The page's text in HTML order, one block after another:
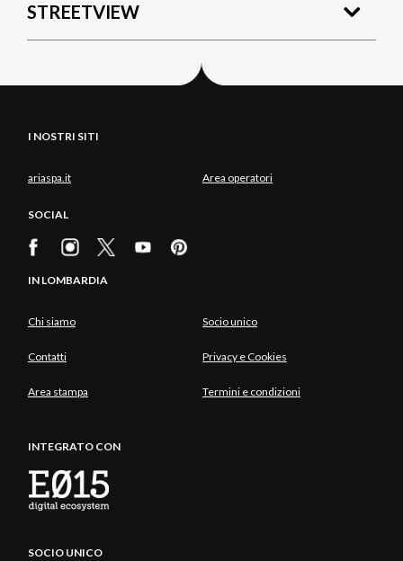
STREETVIEW
I NOSTRI SITI
ariaspa.it Area operatori
SOCIAL
IN LOMBARDIA
Chi siamo Socio unico
Contatti Privacy e Cookies
Area stampa Termini e condizioni
INTEGRATO CON
SOCIO UNICO